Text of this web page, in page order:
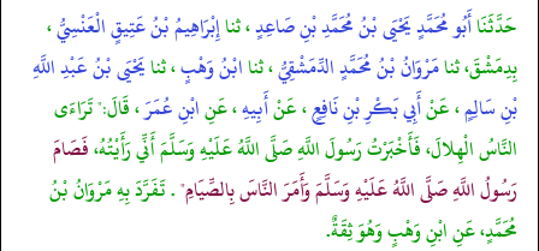
حَدَّثَنَاأَبُو مُحَمَّدٍ يَحْيَى بْنُ مُحَمَّدِ بْنِ صَاعِدٍ، ثناإِبْرَاهِيمُ بْنُ عَتِيقٍ الْعَنْسِيُّ،
بِدِمَشْقَ، ثنامَرْوَانُ بْنُ مُحَمَّدٍ الدِّمَشْقِيُّ، ثناابْنُ وَهْبٍ، ثنايَحْيَى بْنُ عَبْدِ اللَّهِ
بْنِ سَالِمٍ، عَنْأَبِي بَكْرِ بْنِ نَافِعٍ، عَنْأَبِيهِ، عَنِابْنِ عُمَرَ، قَالَ:" تَرَاءَى
النَّاسُ الْهِلالَ، فَأَخْبَرْتُ رَسُولَ اللَّهِ صَلَّى اللَّهُ عَلَيْهِ وَسَلَّمَ أَنِّي رَأَيْتُهُ،فَصَامَ
رَسُولُ اللَّهِ صَلَّى اللَّهُ عَلَيْهِ وَسَلَّمَ وَأَمَرَ النَّاسَ بِالصِّيَامِ". تَفَرَّدَ بِهِ مَرْوَانُ بْنُ
مُحَمَّدٍ، عَنِ ابْنِ وَهْبٍ وَهُوَ ثِقَةٌ.